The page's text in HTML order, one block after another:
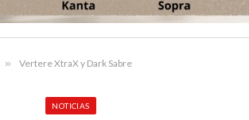
» Vertere XtraX y Dark Sabre
NOTICIAS